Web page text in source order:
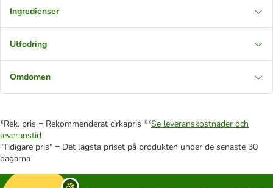
Ingredienser
Utfodring
Omdömen
*Rek. pris = Rekommenderat cirkapris **Se leveranskostnader och
leveranstid
"Tidigare pris" = Det lägsta priset på produkten under de senaste 30
dagarna